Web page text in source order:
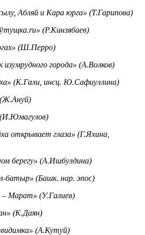
Абляй и Кара юрга» (Т.Гарипова)
(Р.Кинзябаев)
(Ш.Перро)
изумрудного города» (А.Волков)
(К.Гали, инсц. Ю.Сафиуллина)
открывает глаза» (Г.Яхина,
берегу» (А.Ишбулдина)
батыр» (Башк. нар. эпос)
– Марат» (У.Галиев)
(К.Даян)
(А.Кутуй)